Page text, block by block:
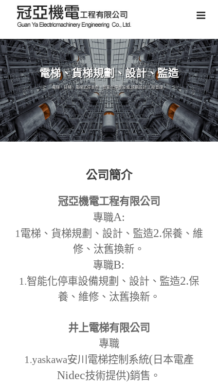
電梯、貨梯規劃、設計、監造
電梯、貨梯、電梯式停車塔、智能化停車設備,規劃設計,工程管理。
公司簡介
冠亞機電工程有限公司
專職A:
1電梯、貨梯規劃、設計、監造2.保養、維
修、汰舊換新。
專職B:
1.智能化停車設備規劃、設計、監造2.保
養、維修、汰舊換新。
井上電梯有限公司
專職
1.yaskawa安川電梯控制系統( 日本電產
Nidec技術提供)銷售。